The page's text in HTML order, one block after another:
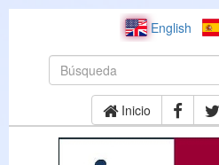
English
Inicio